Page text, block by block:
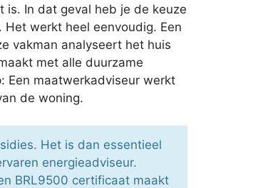
In dat geval heb je de keuze
werkt heel eenvoudig. Een
vakman analyseert het huis
met alle duurzame
Een maatwerkadviseur werkt
de woning.
Het is dan essentieel
energieadviseur.
BRL9500 certificaat maakt